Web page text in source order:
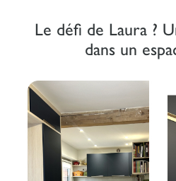
Le défi de Laura ?
dans un